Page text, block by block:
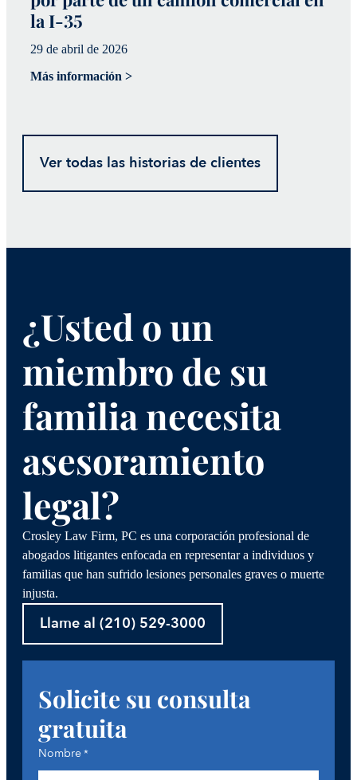
la I-35
29 de abril de 2026
Más información >
Ver todas las historias de clientes
¿Usted o un
miembro de su
familia necesita
asesoramiento
legal?
Crosley Law Firm, PC es una corporación profesional de
abogados litigantes enfocada en representar a individuos y
familias que han sufrido lesiones personales graves o muerte
injusta.
Llame al (210) 529-3000
Solicite su consulta
gratuita
Nombre*